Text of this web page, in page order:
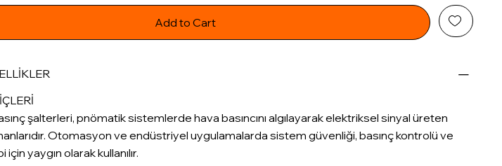
Add to Cart
şalterleri, pnömatik sistemlerde hava basıncını algılayarak elektriksel sinyal üreten
Otomasyon ve endüstriyel uygulamalarda sistem güvenliği, basınç kontrolü ve
yaygın olarak kullanılır.